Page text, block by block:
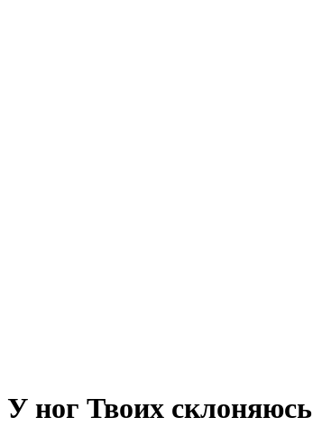
У ног Твоих склоняюсь